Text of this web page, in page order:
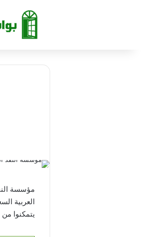
مؤسسة
العربية
يتمكنوا